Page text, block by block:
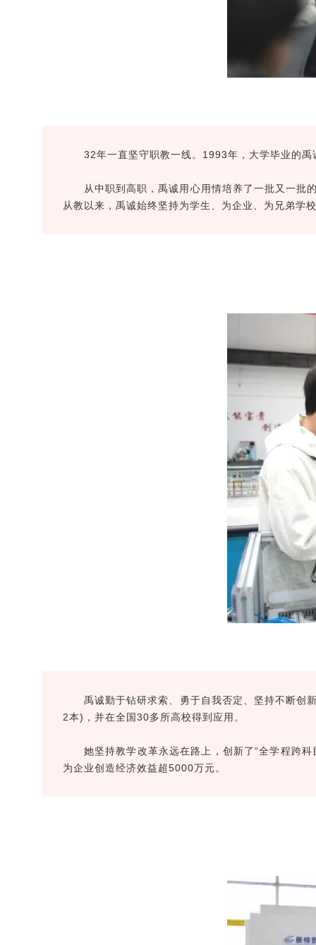
32年一直坚守职教一线。1993年，大学毕业的
从中职到高职，禹诚用心用情培养了一批又一批
从教以来，禹诚始终坚持为学生、为企业、为兄弟学
禹诚勤于钻研求索、勇于自我否定、坚持不断创
2本)，并在全国30多所高校得到应用。
她坚持教学改革永远在路上，创新了“全学程跨
为企业创造经济效益超5000万元。